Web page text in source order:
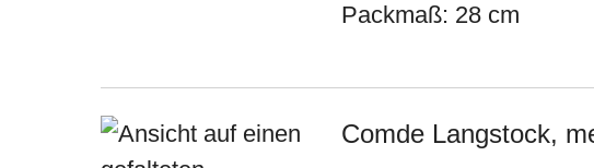
Packmaß: 28 cm
Comde Langstock,